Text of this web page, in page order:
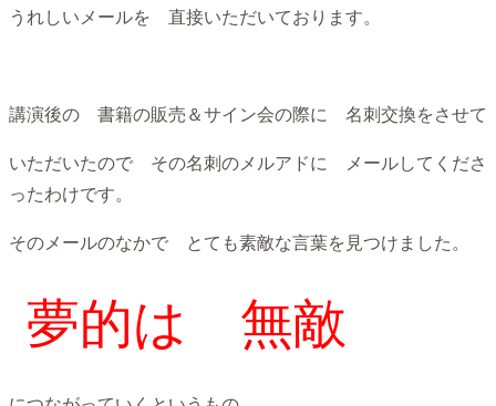
うれしいメールを 直接いただいております。
講演後の 書籍の販売＆サイン会の際に 名刺交換をさせて
いただいたので その名刺のメルアドに メールしてくださ
ったわけです。
そのメールのなかで とても素敵な言葉を見つけました。
夢的は 無敵